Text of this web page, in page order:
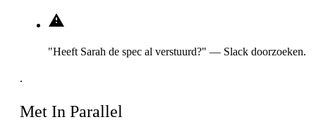
"Heeft Sarah de spec al verstuurd?" — Slack doorzoeken.
.
Met In Parallel